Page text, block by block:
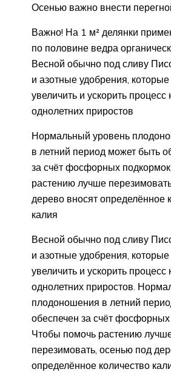
Осенью важно внести
Важно! На 1 м² делянки
по половине ведра
Весной обычно под сливу
и азотные удобрения,
увеличить и ускорить процесс
однолетних приростов
Нормальный уровень
в летний период может быть
за счёт фосфорных
растению лучше
дерево вносят определённое
калия
Весной обычно под сливу
и азотные удобрения,
увеличить и ускорить процесс
однолетних приростов.
плодоношения в летний
обеспечен за счёт фосфорных
Чтобы помочь растению
перезимовать, осенью под
определённое количество